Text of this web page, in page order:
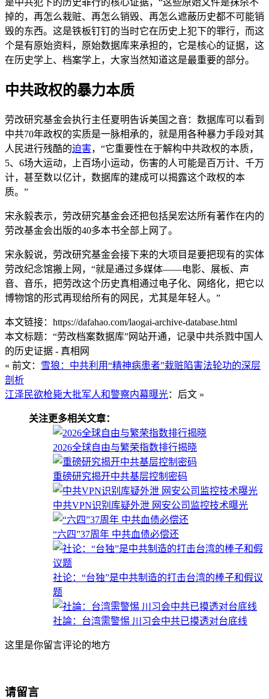
是中共犯下的历史罪行的核心证据，“这些原始文件是抹杀不
掉的，再怎么栽赃、再怎么销毁、再怎么遮蔽历史都不可能销
毁的东西。这是铁板钉钉的当时它在历史上犯下的罪行，而这
个是有原始资料，原始数据库来承担的，它是核心的证据，这
在历史学上、档案学上，大家当然知道这是最重要的部分。
中共政权的暴力本质
劳改研究基金会执行主任夏明告诉美国之音：数据库可以看到
中共70年政权的实质是一脉相承的，就是用各种暴力手段对其
人民进行残酷的迫害，“它重要性在于解构中共政权的本质，
5、6场大运动，上百场小运动，伤害的人可能是百万计、千万
计，甚至数以亿计，数据库的建成可以揭露这个政权的本
质。”
宋永毅表示，劳改研究基金会还把包括吴宏达所有著作在内的
劳改基金会出版的40多本书全部上网了。
宋永毅说，劳改研究基金会接下来的大项目是要把现有的实体
劳改纪念馆搬上网，“就是通过多媒体——电影、展板、声
音、音乐，把劳改这个历史真相通过电子化、网络化，把它以
博物馆的形式再现给所有的网民，尤其是年轻人。”
本文链接：https://dafahao.com/laogai-archive-database.html
本文标题：“劳改档案数据库”网站开通，记录中共杀戮中国人
的历史证据 - 真相网
« 前文： 雪狼：中共利用“精神病患者”栽赃陷害法轮功的深层
剖析
江泽民欲枪毙大批军人和警察内幕曝光：后文 »
关注更多相关文章：
2026全球自由与繁荣指数排行揭晓
重磅研究揭开中共基层控制密码
中共VPN识别库疑外泄 网安公司监控技术曝光
“六四”37周年 中共血债必偿还
社论：“台独”是中共制造的打击台湾的棒子和假议
题
社論：台湾需警惕 川习会中共已摸透对台底线
这里是你留言评论的地方
请留言